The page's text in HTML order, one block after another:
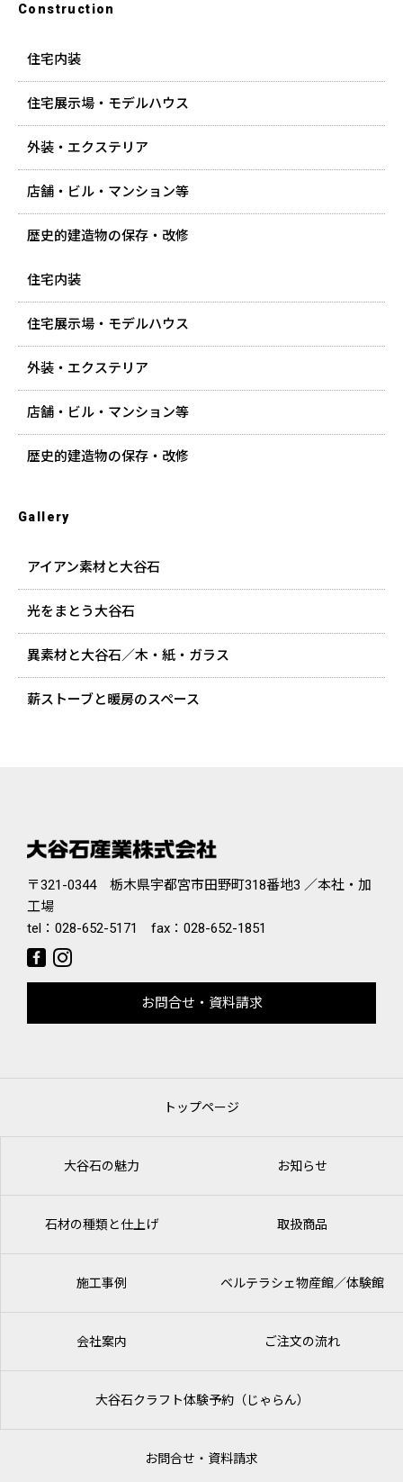
Construction
住宅内装
住宅展示場・モデルハウス
外装・エクステリア
店舗・ビル・マンション等
歴史的建造物の保存・改修
住宅内装
住宅展示場・モデルハウス
外装・エクステリア
店舗・ビル・マンション等
歴史的建造物の保存・改修
Gallery
アイアン素材と大谷石
光をまとう大谷石
異素材と大谷石／木・紙・ガラス
薪ストーブと暖房のスペース
〒321-0344 栃木県宇都宮市田野町318番地3 ／本社・加
工場
tel： 028-652-5171 fax：028-652-1851
お問合せ・資料請求
トップページ
大谷石の魅力 お知らせ
石材の種類と仕上げ 取扱商品
施工事例 ベルテラシェ物産館／体験館
会社案内 ご注文の流れ
大谷石クラフト体験予約（じゃらん）
お問合せ・資料請求